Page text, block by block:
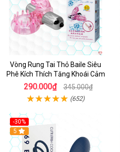
Vòng Rung Tai Thỏ Baile Siêu
Phê Kích Thích Tăng Khoái Cảm
290.000₫ 345.000₫
(652)
-30%
Hot
5